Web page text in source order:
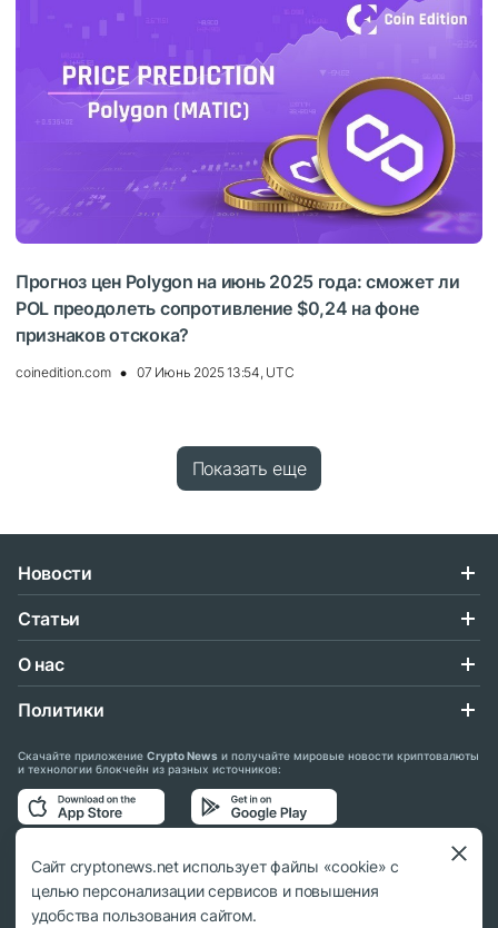
Прогноз цен Polygon на июнь 2025 года: сможет ли
POL преодолеть сопротивление $0,24 на фоне
признаков отскока?
coinedition.com 07 Июнь 2025 13:54, UTC
Показать еще
Новости
Статьи
О нас
Политики
Скачайте приложение Crypto News и получайте мировые новости криптовалюты
и технологии блокчейн из разных источников:
Подписывайтесь на нас в социальных сетях:
Сайт cryptonews.net использует файлы «cookie» с
целью персонализации сервисов и повышения
удобства пользования сайтом.